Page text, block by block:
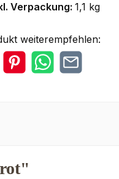
Verpackung: 1,1 kg
weiterempfehlen: